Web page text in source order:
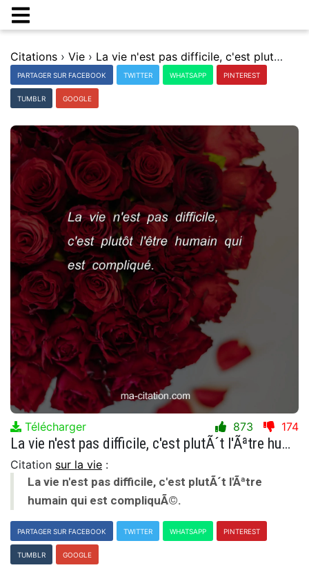
Citations › Vie › La vie n'est pas difficile, c'est plutÃ´t l'Ãªtre humain qui est compliquÃ©.
PARTAGER SUR FACEBOOK TWITTER WHATSAPP PINTEREST
TUMBLR GOOGLE
Télécharger 873 174
La vie n'est pas difficile, c'est plutÃ´t l'Ãªtre humain qui est compliquÃ©.
Citation sur la vie :
La vie n'est pas difficile, c'est plutÃ´t l'Ãªtre
humain qui est compliquÃ©.
PARTAGER SUR FACEBOOK TWITTER WHATSAPP PINTEREST
TUMBLR GOOGLE